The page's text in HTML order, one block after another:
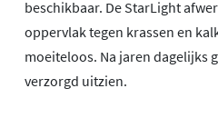
beschikbaar. De StarLight
oppervlak tegen krassen en
moeiteloos. Na jaren dagelijks
verzorgd uitzien.